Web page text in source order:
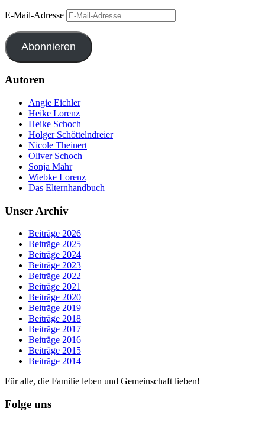
E-Mail-Adresse
Abonnieren
Autoren
Angie Eichler
Heike Lorenz
Heike Schoch
Holger Schöttelndreier
Nicole Theinert
Oliver Schoch
Sonja Mahr
Wiebke Lorenz
Das Elternhandbuch
Unser Archiv
Beiträge 2026
Beiträge 2025
Beiträge 2024
Beiträge 2023
Beiträge 2022
Beiträge 2021
Beiträge 2020
Beiträge 2019
Beiträge 2018
Beiträge 2017
Beiträge 2016
Beiträge 2015
Beiträge 2014
Für alle, die Familie leben und Gemeinschaft lieben!
Folge uns